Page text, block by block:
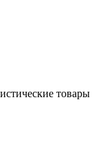
товары